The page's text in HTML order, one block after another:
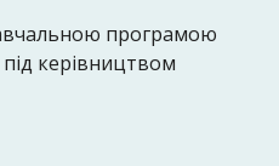
програмою
керівництвом